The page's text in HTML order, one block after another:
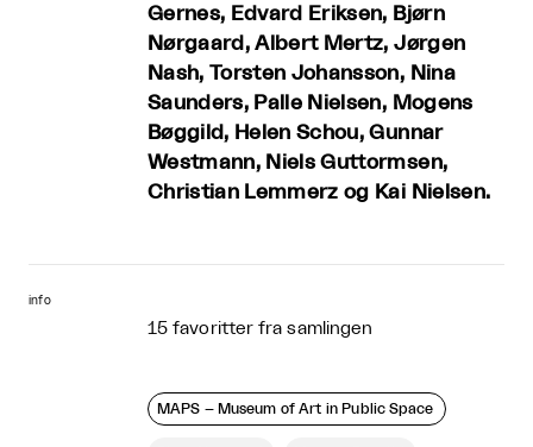
Gernes, Edvard Eriksen, Bjørn
Nørgaard, Albert Mertz, Jørgen
Nash, Torsten Johansson, Nina
Saunders, Palle Nielsen, Mogens
Bøggild, Helen Schou, Gunnar
Westmann, Niels Guttormsen,
Christian Lemmerz og Kai Nielsen.
info
15 favoritter fra samlingen
MAPS – Museum of Art in Public Space